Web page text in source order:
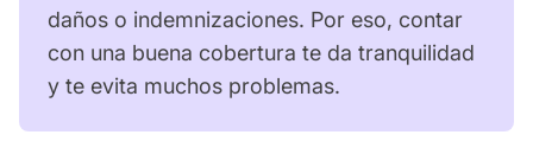
daños o indemnizaciones. Por eso, contar
con una buena cobertura te da tranquilidad
y te evita muchos problemas.